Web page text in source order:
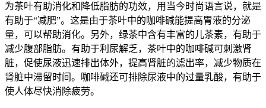
为茶叶有助消化和降低脂肪的功效，用当今时尚语言说，就是
有助于“减肥”。这是由于茶叶中的咖啡碱能提高胃液的分泌
量，可以帮助消化。另外，绿茶中含有丰富的儿茶素，有助于
减少腹部脂肪。有助于利尿解乏，茶叶中的咖啡碱可刺激肾
脏，促使尿液迅速排出体外，提高肾脏的滤出率，减少物质在
肾脏中滞留时间。咖啡碱还可排除尿液中的过量乳酸，有助于
使人体尽快消除疲劳。